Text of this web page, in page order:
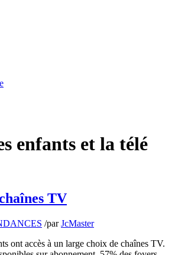
enfants et la télé
TV
/parJcMaster
ont accès à un large choix de chaînes TV.